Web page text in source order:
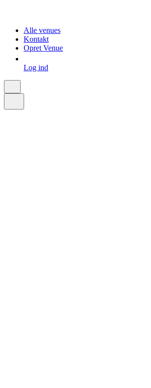
Alle venues
Kontakt
Opret Venue
Log ind